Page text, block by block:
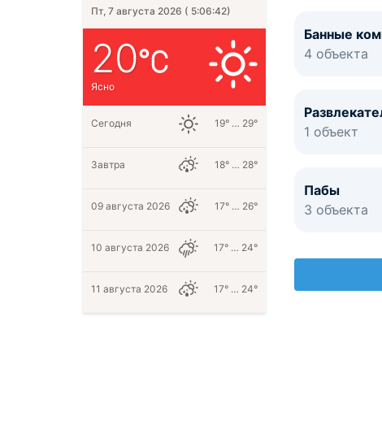
Банные
4 объекта
1 объект
Пабы
3 объекта
Пт, 7 августа 2026 ( 5:06:43)
20
Ясно
Сегодня 19° … 29°
Завтра 18° … 28°
09 августа 2026 17° … 26°
10 августа 2026 17° … 24°
11 августа 2026 17° … 24°